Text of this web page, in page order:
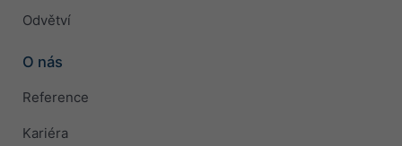
Odvětví
O nás
Reference
Kariéra